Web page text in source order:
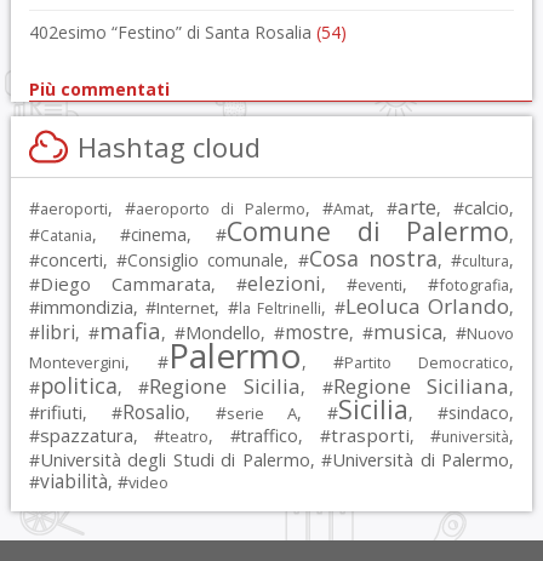
402esimo “Festino” di Santa Rosalia (54)
Più commentati
Hashtag cloud
#aeroporti, #aeroporto di Palermo, #Amat, #arte, #calcio,
#Catania, #cinema, #Comune di Palermo,
#concerti, #Consiglio comunale, #Cosa nostra, #cultura,
#Diego Cammarata, #elezioni, #eventi, #fotografia,
#immondizia, #Internet, #la Feltrinelli, #Leoluca Orlando,
#libri, #mafia, #Mondello, #mostre, #musica, #Nuovo
Montevergini, #Palermo, #Partito Democratico,
#politica, #Regione Sicilia, #Regione Siciliana,
#rifiuti, #Rosalio, #serie A, #Sicilia, #sindaco,
#spazzatura, #teatro, #traffico, #trasporti, #università,
#Università degli Studi di Palermo, #Università di Palermo,
#viabilità, #video